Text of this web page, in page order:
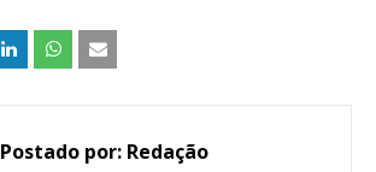
Postado por: Redação